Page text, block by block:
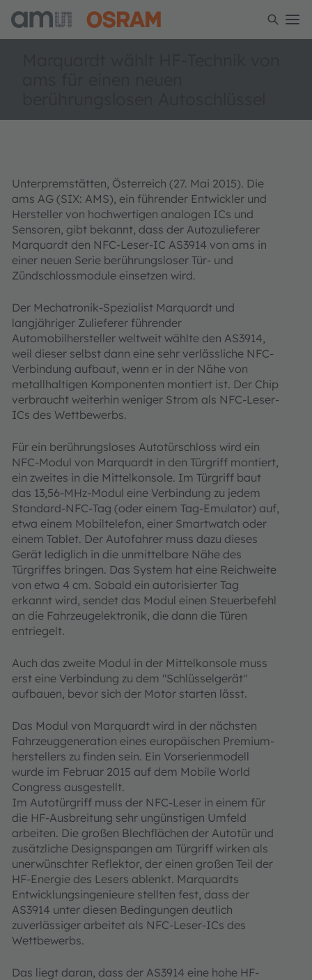
Unterpremstätten, Österreich (27. Mai 2015). Die
ams AG (SIX: AMS), ein führender Entwickler und
Hersteller von hochwertigen analogen ICs und
Sensoren, gibt bekannt, dass der Autozulieferer
Marquardt den NFC-Leser-IC AS3914 von ams in
einer neuen Serie berührungsloser Tür- und
Zündschlossmodule einsetzen wird.
Der Mechatronik-Spezialist Marquardt und
langjähriger Zulieferer führender
Automobilhersteller weltweit wählte den AS3914,
weil dieser selbst dann eine sehr verlässliche NFC-
Verbindung aufbaut, wenn er in der Nähe von
metallhaltigen Komponenten montiert ist. Der Chip
verbraucht weiterhin weniger Strom als NFC-Leser-
ICs des Wettbewerbs.
Für ein berührungsloses Autotürschloss wird ein
NFC-Modul von Marquardt in den Türgriff montiert,
ein zweites in die Mittelkonsole. Im Türgriff baut
das 13,56-MHz-Modul eine Verbindung zu jedem
Standard-NFC-Tag (oder einem Tag-Emulator) auf,
etwa einem Mobiltelefon, einer Smartwatch oder
einem Tablet. Der Autofahrer muss dazu dieses
Gerät lediglich in die unmittelbare Nähe des
Türgriffes bringen. Das System hat eine Reichweite
von etwa 4 cm. Sobald ein autorisierter Tag
erkannt wird, sendet das Modul einen Steuerbefehl
an die Fahrzeugelektronik, die dann die Türen
entriegelt.
Auch das zweite Modul in der Mittelkonsole muss
erst eine Verbindung zu dem "Schlüsselgerät"
aufbauen, bevor sich der Motor starten lässt.
Das Modul von Marquardt wird in der nächsten
Fahrzeuggeneration eines europäischen Premium­
herstellers zu finden sein. Ein Vorserienmodell
wurde im Februar 2015 auf dem Mobile World
Congress ausgestellt.
Im Autotürgriff muss der NFC-Leser in einem für
die HF-Ausbreitung sehr ungünstigen Umfeld
arbeiten. Die großen Blechflächen der Autotür und
zusätzliche Designspangen am Türgriff wirken als
unerwünschter Reflektor, der einen großen Teil der
HF-Energie des Lesers ablenkt. Marquardts
Entwicklungsingenieure stellten fest, dass der
AS3914 unter diesen Bedingungen deutlich
zuverlässiger arbeitet als NFC-Leser-ICs des
Wettbewerbs.
Das liegt daran, dass der AS3914 eine hohe HF-